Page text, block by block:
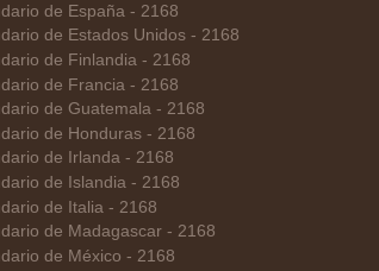
de España - 2168
de Estados Unidos - 2168
de Finlandia - 2168
de Francia - 2168
de Guatemala - 2168
de Honduras - 2168
de Irlanda - 2168
de Islandia - 2168
de Italia - 2168
de Madagascar - 2168
de México - 2168